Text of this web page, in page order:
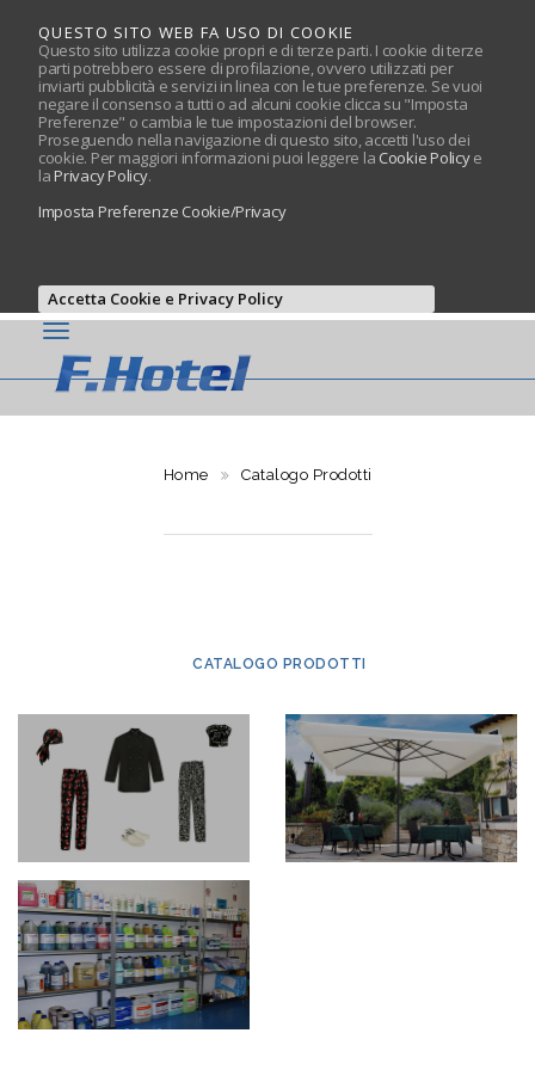
QUESTO SITO WEB FA USO DI COOKIE
Questo sito utilizza cookie propri e di terze parti. I cookie di terze
parti potrebbero essere di profilazione, ovvero utilizzati per
inviarti pubblicità e servizi in linea con le tue preferenze. Se vuoi
negare il consenso a tutti o ad alcuni cookie clicca su "Imposta
Preferenze" o cambia le tue impostazioni del browser.
Proseguendo nella navigazione di questo sito, accetti l'uso dei
cookie. Per maggiori informazioni puoi leggere la Cookie Policye
la Privacy Policy.
Imposta Preferenze Cookie/Privacy
Accetta Cookie e Privacy Policy
Home Catalogo Prodotti
CATALOGO PRODOTTI
Abbigliamento
Pulizia